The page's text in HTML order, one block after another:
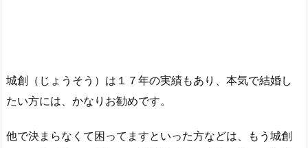
城創（じょうそう）は１７年の実績もあり、本気で結婚し
たい方には、かなりお勧めです。
他で決まらなくて困ってますといった方などは、もう城創